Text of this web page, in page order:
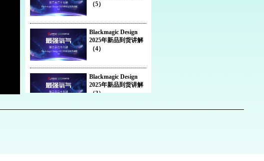
（5）
Blackmagic Design
2025年新品到货讲解
（4）
Blackmagic Design
2025年新品到货讲解
（3）